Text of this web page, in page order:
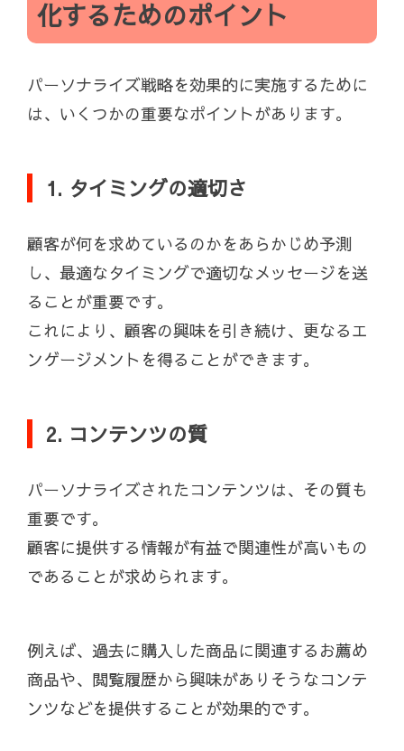
化するためのポイント
パーソナライズ戦略を効果的に実施するために
は、いくつかの重要なポイントがあります。
1. タイミングの適切さ
顧客が何を求めているのかをあらかじめ予測
し、最適なタイミングで適切なメッセージを送
ることが重要です。
これにより、顧客の興味を引き続け、更なるエ
ンゲージメントを得ることができます。
2. コンテンツの質
パーソナライズされたコンテンツは、その質も
重要です。
顧客に提供する情報が有益で関連性が高いもの
であることが求められます。
例えば、過去に購入した商品に関連するお薦め
商品や、閲覧履歴から興味がありそうなコンテ
ンツなどを提供することが効果的です。